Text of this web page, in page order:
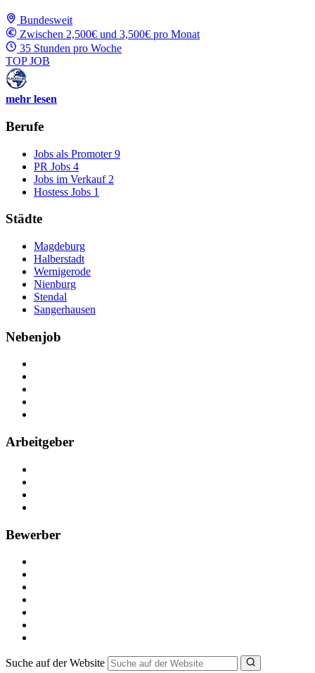
Bundesweit
Zwischen 2,500€ und 3,500€ pro Monat
35 Stunden pro Woche
TOP JOB
mehr lesen
Berufe
Jobs als Promoter 9
PR Jobs 4
Jobs im Verkauf 2
Hostess Jobs 1
Städte
Magdeburg
Halberstadt
Wernigerode
Nienburg
Stendal
Sangerhausen
Nebenjob
Arbeitgeber
Bewerber
Suche auf der Website